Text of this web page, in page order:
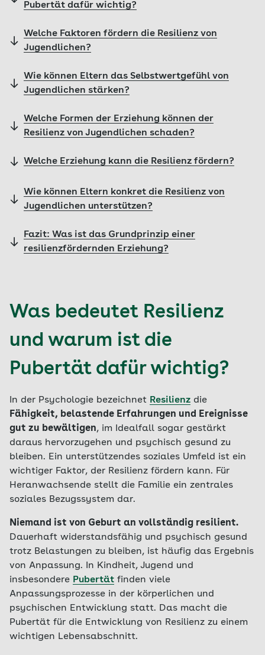
Pubertät dafür wichtig?
Welche Faktoren fördern die Resilienz von
Jugendlichen?
Wie können Eltern das Selbstwertgefühl von
Jugendlichen stärken?
Welche Formen der Erziehung können der
Resilienz von Jugendlichen schaden?
Welche Erziehung kann die Resilienz fördern?
Wie können Eltern konkret die Resilienz von
Jugendlichen unterstützen?
Fazit: Was ist das Grundprinzip einer
resilienzfördernden Erziehung?
Was bedeutet Resilienz
und warum ist die
Pubertät dafür wichtig?
In der Psychologie bezeichnet Resilienz die
Fähigkeit, belastende Erfahrungen und Ereignisse
gut zu bewältigen, im Idealfall sogar gestärkt
daraus hervorzugehen und psychisch gesund zu
bleiben. Ein unterstützendes soziales Umfeld ist ein
wichtiger Faktor, der Resilienz fördern kann. Für
Heranwachsende stellt die Familie ein zentrales
soziales Bezugssystem dar.
Niemand ist von Geburt an vollständig resilient.
Dauerhaft widerstandsfähig und psychisch gesund
trotz Belastungen zu bleiben, ist häufig das Ergebnis
von Anpassung. In Kindheit, Jugend und
insbesondere Pubertät finden viele
Anpassungsprozesse in der körperlichen und
psychischen Entwicklung statt. Das macht die
Pubertät für die Entwicklung von Resilienz zu einem
wichtigen Lebensabschnitt.